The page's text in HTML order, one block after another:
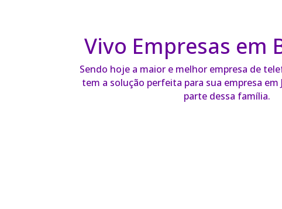
Vivo Empresas em
Sendo hoje a maior e melhor empresa de
tem a solução perfeita para sua empresa em
parte dessa família.